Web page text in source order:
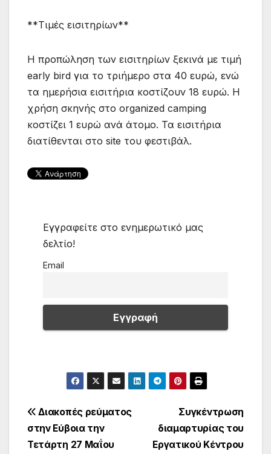
**Τιμές εισιτηρίων**
Η προπώληση των εισιτηρίων ξεκινά με τιμή
early bird για το τριήμερο στα 40 ευρώ, ενώ
τα ημερήσια εισιτήρια κοστίζουν 18 ευρώ. Η
χρήση σκηνής στο organized camping
κοστίζει 1 ευρώ ανά άτομο. Τα εισιτήρια
διατίθενται στο site του φεστιβάλ.
Εγγραφείτε στο ενημερωτικό μας
δελτίο!
Email
Πλοήγηση
άρθρων
Συγκέντρωση
διαμαρτυρίας του
Εργατικού Κέντρου
Διακοπές ρεύματος
στην Εύβοια την
Τετάρτη 27 Μαΐου